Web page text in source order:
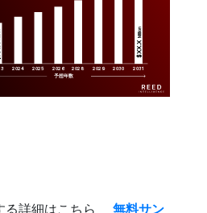
2024 2025 2026 2028 2029 2030 2031
$XX.X
Million
予想年数
る詳細はこちら
無料サン